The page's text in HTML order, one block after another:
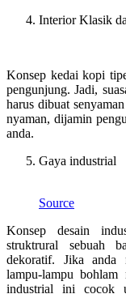
Interior Klasik
Konsep kedai kopi
pengunjung. Jadi,
harus dibuat
nyaman, dijamin
anda.
Gaya industrial
Source
Konsep desain
struktrural sebuah
dekoratif. Jika anda
lampu-lampu bohlam
industrial ini cocok